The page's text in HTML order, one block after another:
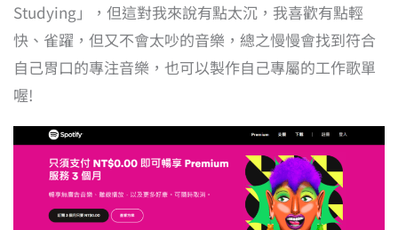
Studying」，但這對我來說有點太沉，我喜歡有點輕
快、雀躍，但又不會太吵的音樂，總之慢慢會找到符合
自己胃口的專注音樂，也可以製作自己專屬的工作歌單
喔!